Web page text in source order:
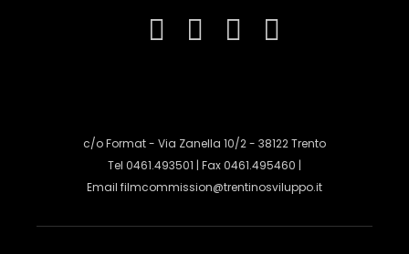
c/o Format - Via Zanella 10/2 - 38122 Trento
Tel 0461.493501 | Fax 0461.495460 |
Email filmcommission@trentinosviluppo.it